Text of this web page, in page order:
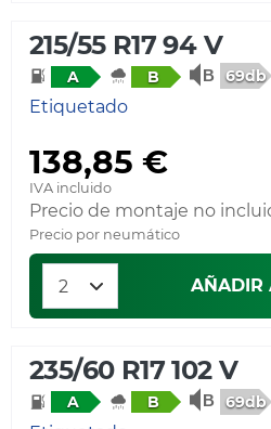
215/55 R17 94 V
A B 69db
Etiquetado
138,85 €
IVA incluido
Precio de montaje no
Precio por neumático
AÑADIR
235/60 R17 102 V
A B 69db